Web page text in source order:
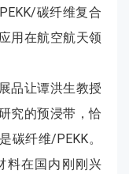
碳纤维复合
用在航空航天领
让谭洪生教授
究的预浸带，恰
碳纤维/PEKK。
料在国内刚刚兴